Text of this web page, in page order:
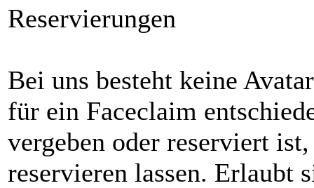
Reservierungen
Bei uns besteht keine
für ein Faceclaim
vergeben oder reserviert
reservieren lassen. Erlaubt